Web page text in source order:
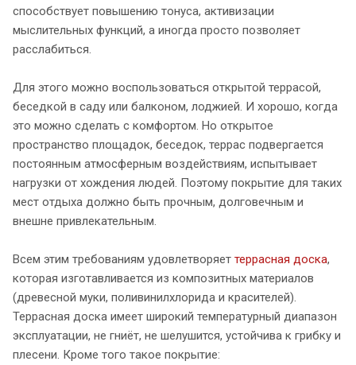
способствует повышению тонуса, активизации
мыслительных функций, а иногда просто позволяет
расслабиться.
Для этого можно воспользоваться открытой террасой,
беседкой в саду или балконом, лоджией. И хорошо, когда
это можно сделать с комфортом. Но открытое
пространство площадок, беседок, террас подвергается
постоянным атмосферным воздействиям, испытывает
нагрузки от хождения людей. Поэтому покрытие для таких
мест отдыха должно быть прочным, долговечным и
внешне привлекательным.
Всем этим требованиям удовлетворяет террасная доска,
которая изготавливается из композитных материалов
(древесной муки, поливинилхлорида и красителей).
Террасная доска имеет широкий температурный диапазон
эксплуатации, не гниёт, не шелушится, устойчива к грибку и
плесени. Кроме того такое покрытие: